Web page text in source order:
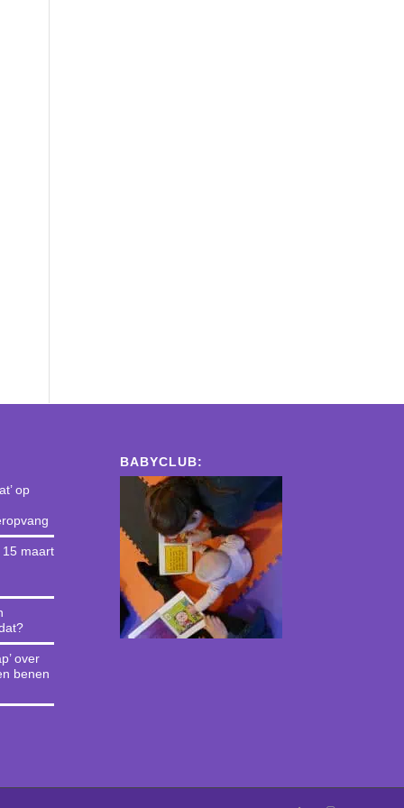
op
15 maart
over
benen
BABYCLUB: